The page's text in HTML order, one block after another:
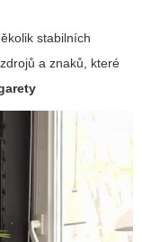
stabilních
a znaků, které